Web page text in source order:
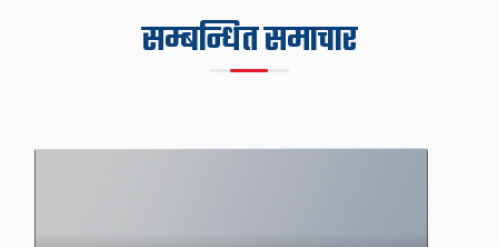
सम्बन्धित समाचार